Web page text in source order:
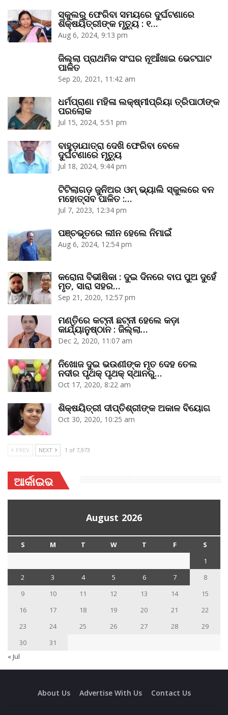
ସ୍କୁଲରୁ ଫେରିବା ସମୟରେ ଦୁର୍ଘଟଣାରେ
ଶିକ୍ଷୟିତ୍ରୀଙ୍କ ମୃତ୍ୟୁ : ୧…
Aug 6, 2024, 9:13 pm
ଜିଲ୍ଲା ପ୍ରାଥମିକ ସଂଘର ନୂଆଁଖାଇ ଭେଟଘାଟ
ପାଳିତ
Sep 20, 2021, 11:42 am
ଧର୍ମପ୍ରାଣା ମହିଳା ଲକ୍ଷ୍ମୀପ୍ରିୟା ତ୍ରିପାଠୀଙ୍କ
ପରଲୋକ
Jul 15, 2024, 5:51 pm
ବାହୁଡ଼ାଯାତ୍ରା ଦେଖି ଫେରିବା ବେଳେ
ଦୁର୍ଘଟଣାରେ ମୃତ୍ୟୁ
Jul 18, 2024, 9:44 pm
ଟିଟିଲାଗଡ଼ ଜୁନିଅର ଓମ୍‌ ଭ୍ୟାଲି ସ୍କୁଲରେ ବନ
ମହୋତ୍ସବ ପାଳିତ :…
Jul 7, 2023, 12:34 pm
ପଞ୍ଚଭୂତରେ ଲୀନ ହେଲେ ନିମାଇଁ
Aug 6, 2024, 12:54 pm
କରୋନା ବିଭୀଷିକା : ଦୁଇ ଦିନରେ ବାପ ପୁଅ ଦୁହେଁ
ମୃତ, ସାରା ସହର…
Sep 21, 2020, 12:57 pm
ମଣ୍ତିରେ କଟ୍‌ନୀ ଛଟ୍‌ନୀ ହେଲେ କଡ଼ା
କାର୍ଯ୍ୟାନୁଷ୍ଠାନ : ଜିଲ୍ଲା…
Dec 2, 2020, 11:07 am
ନିଖୋଜ ଦୁଇ ଭଉଣୀଙ୍କ ମୃତ ଦେହ ତେଲ
ନଦୀର ପୃଥକ୍‌ ପୃଥକ୍‌ ସ୍ଥାନରୁ…
Oct 17, 2020, 8:22 am
ଶିକ୍ଷୟିତ୍ରୀ ଦୀପ୍ତିଶ୍ରୀଙ୍କ ଅକାଳ ବିୟୋଗ
Oct 30, 2020, 10:25 am
PREV NEXT 1 of 7,973
ଆର୍କାଇଭ
August 2026
S M T W T F
S
1
2
3 4 5 6 7
8
9
10 11 12 13 14
15
16
17 18 19 20 21
22
23
24 25 26 27 28
29
30
31
« Jul
About Us Advertise With Us Contact Us